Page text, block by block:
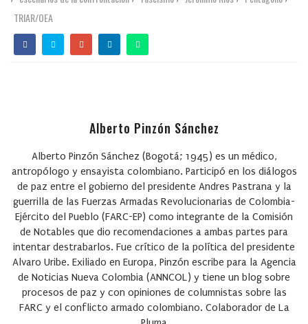
TRIAR/OEA
Alberto Pinzón Sánchez
Alberto Pinzón Sánchez (Bogotá; 1945) es un médico,
antropólogo y ensayista colombiano. Participó en los diálogos
de paz entre el gobierno del presidente Andres Pastrana y la
guerrilla de las Fuerzas Armadas Revolucionarias de Colombia-
Ejército del Pueblo (FARC-EP) como integrante de la Comisión
de Notables que dio recomendaciones a ambas partes para
intentar destrabarlos. Fue crítico de la política del presidente
Alvaro Uribe. Exiliado en Europa, Pinzón escribe para la Agencia
de Noticias Nueva Colombia (ANNCOL) y tiene un blog sobre
procesos de paz y con opiniones de columnistas sobre las
FARC y el conflicto armado colombiano. Colaborador de La